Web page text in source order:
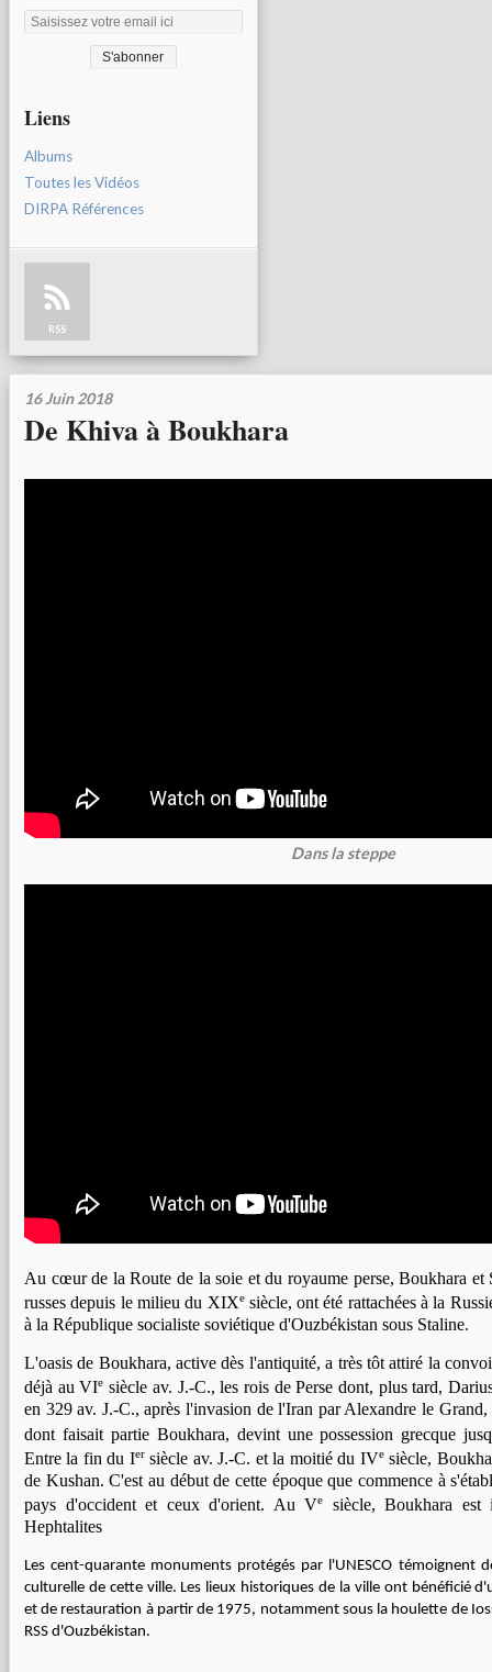
Liens
Albums
Toutes les Vidéos
DIRPA Références
RSS
16 Juin 2018
De Khiva à Boukhara
Dans la steppe
Au cœur de la Route de la soie et du royaume perse, Boukhara et
russes depuis le milieu du XIXesiècle, ont été rattachées à la
à la République socialiste soviétique d'Ouzbékistan sous Staline.
L'oasis de Boukhara, active dès l'antiquité, a très tôt attiré la
déjà au VIe siècle av. J.-C., les rois de Perse dont, plus tard,
en 329 av. J.-C., après l'invasion de l'Iran par Alexandre le
dont faisait partie Boukhara, devint une possession grecque
Entre la fin du Ier siècle av. J.-C. et la moitié du IVe siècle,
de Kushan. C'est au début de cette époque que commence à
pays d'occident et ceux d'orient. Au Ve
siècle, Boukhara est
Hephtalites
Les cent-quarante monuments protégés par l'UNESCO témoignent
culturelle de cette ville. Les lieux historiques de la ville ont bénéficié
et de restauration à partir de 1975, notamment sous la houlette de
RSS d'Ouzbékistan.